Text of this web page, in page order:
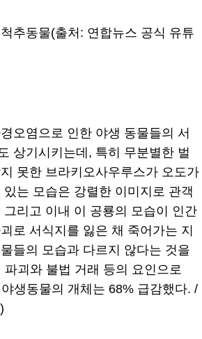
추동물(출처: 연합뉴스 공식 유튜
오염으로 인한 야생 동물들의 서
상기시키는데, 특히 무분별한 벌
못한 브라키오사우루스가 오도가
는 모습은 강렬한 이미지로 관객
리고 이내 이 공룡의 모습이 인간
로 서식지를 잃은 채 죽어가는 지
들의 모습과 다르지 않다는 것을
괴와 불법 거래 등의 요인으로
생동물의 개체는 68% 급감했다. /